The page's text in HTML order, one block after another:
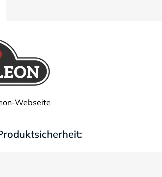
Webseite